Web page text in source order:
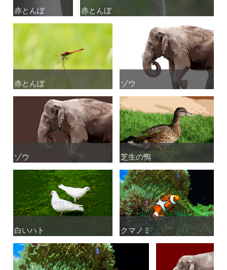
赤とんぼ
赤とんぼ 赤とんぼ
赤とんぼ
赤とんぼ
赤とんぼ ゾウ
ゾウ
ゾウ
ゾウ 芝生の鴨
芝生の鴨
白いハト
白いハト クマノミ
クマノミ